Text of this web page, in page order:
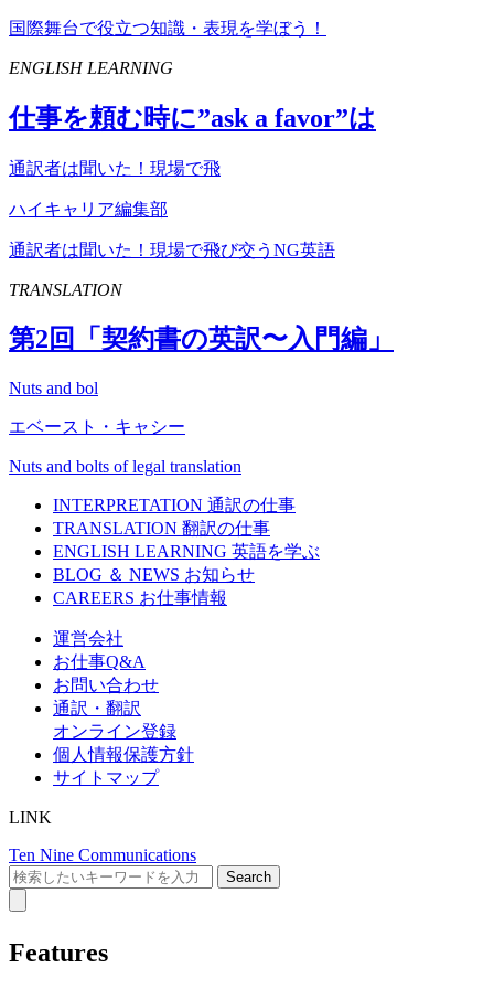
国際舞台で役立つ知識・表現を学ぼう！
ENGLISH LEARNING
仕事を頼む時に”ask a favor”は
通訳者は聞いた！現場で飛
ハイキャリア編集部
通訳者は聞いた！現場で飛び交うNG英語
TRANSLATION
第2回「契約書の英訳〜入門編」
Nuts and bol
エベースト・キャシー
Nuts and bolts of legal translation
INTERPRETATION 通訳の仕事
TRANSLATION 翻訳の仕事
ENGLISH LEARNING 英語を学ぶ
BLOG ＆ NEWS お知らせ
CAREERS お仕事情報
運営会社
お仕事Q&A
お問い合わせ
通訳・翻訳
オンライン登録
個人情報保護方針
サイトマップ
LINK
Ten Nine Communications
Features